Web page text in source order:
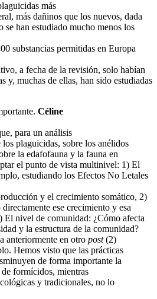
más
más dañinos que los nuevos, dada
se han estudiado mucho menos los
substancias permitidas en Europa
a fecha de la revisión, solo habían
y, muchas de ellas, han sido estudiadas
Céline
para un análisis
plaguicidas, sobre los anélidos
la edafofauna y la fauna en
el punto de vista multinivel: 1) El
estudiando los Efectos No Letales
y el crecimiento somático, 2)
ese crecimiento y esa
El nivel de comunidad: ¿Cómo afecta
y la estructura de la comunidad?
anteriormente en otro post(2)
Hemos visto que las prácticas
de forma importante la
formícidos, mientras
y tradicionales, no lo